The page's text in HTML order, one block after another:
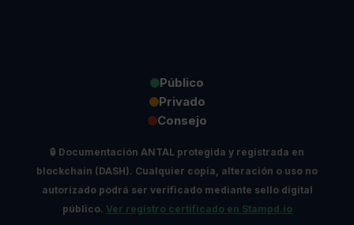
Público
Privado
Consejo
🔒 Documentación ANTAL protegida y registrada en
blockchain (DASH). Cualquier copia, alteración o uso no
autorizado podrá ser verificado mediante sello digital
público. Ver registro certificado en Stampd.io